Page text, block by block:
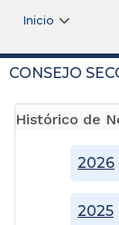
Inicio
CONSEJO
Histórico de
2025
2026